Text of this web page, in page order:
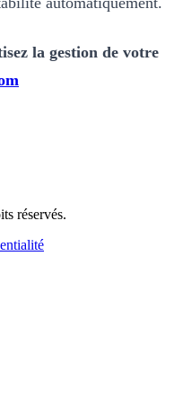
la gestion de votre
réservés.